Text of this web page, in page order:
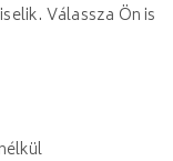
Válassza Ön is